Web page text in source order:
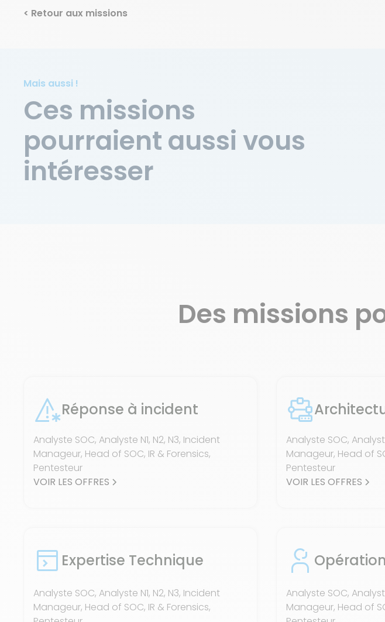
< Retour aux missions
Mais aussi !
Ces missions
pourraient aussi vous
intéresser
Des missions
Réponse à incident
Analyste SOC, Analyste N1, N2, N3, Incident
Manageur, Head of SOC, IR & Forensics,
Pentesteur
VOIR LES OFFRES
Analyste SOC,
Manageur, Head of
Pentesteur
VOIR LES OFFRES
Expertise Technique
Analyste SOC, Analyste N1, N2, N3, Incident
Manageur, Head of SOC, IR & Forensics,
Analyste SOC,
Manageur, Head of